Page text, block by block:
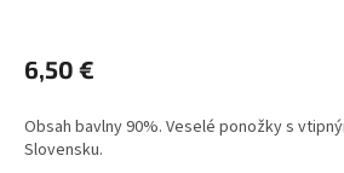
6,50 €
Obsah bavlny 90%. Veselé ponožky s
Slovensku.